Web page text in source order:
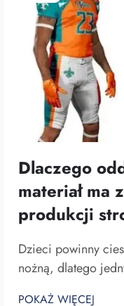
Dlaczego
materiał ma
produkcji
Dzieci powinny
nożną, dlatego
POKAŻ WIĘCEJ